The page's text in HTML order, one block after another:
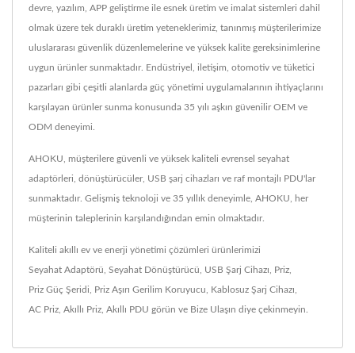
devre, yazılım, APP geliştirme ile esnek üretim ve imalat sistemleri dahil
olmak üzere tek duraklı üretim yeteneklerimiz, tanınmış müşterilerimize
uluslararası güvenlik düzenlemelerine ve yüksek kalite gereksinimlerine
uygun ürünler sunmaktadır. Endüstriyel, iletişim, otomotiv ve tüketici
pazarları gibi çeşitli alanlarda güç yönetimi uygulamalarının ihtiyaçlarını
karşılayan ürünler sunma konusunda 35 yılı aşkın güvenilir OEM ve
ODM deneyimi.
AHOKU, müşterilere güvenli ve yüksek kaliteli evrensel seyahat
adaptörleri, dönüştürücüler, USB şarj cihazları ve raf montajlı PDU'lar
sunmaktadır. Gelişmiş teknoloji ve 35 yıllık deneyimle, AHOKU, her
müşterinin taleplerinin karşılandığından emin olmaktadır.
Kaliteli akıllı ev ve enerji yönetimi çözümleri ürünlerimizi
Seyahat Adaptörü Seyahat Dönüştürücü USB Şarj Cihazı Priz
Priz Güç Şeridi Priz Aşırı Gerilim Koruyucu Kablosuz Şarj Cihazı
AC Priz Akıllı Priz Akıllı PDU görün ve Bize Ulaşın diye çekinmeyin.